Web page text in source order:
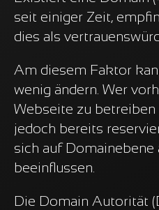
seit einiger Zeit,
dies als
Am diesem Faktor
wenig ändern. Wer
Webseite zu
jedoch bereits
sich auf Domainebene
beeinflussen.
Die Domain Autorität